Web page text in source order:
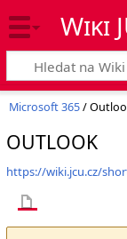
Wiki
Microsoft 365/
OUTLOOK
https://wiki.jcu.cz/